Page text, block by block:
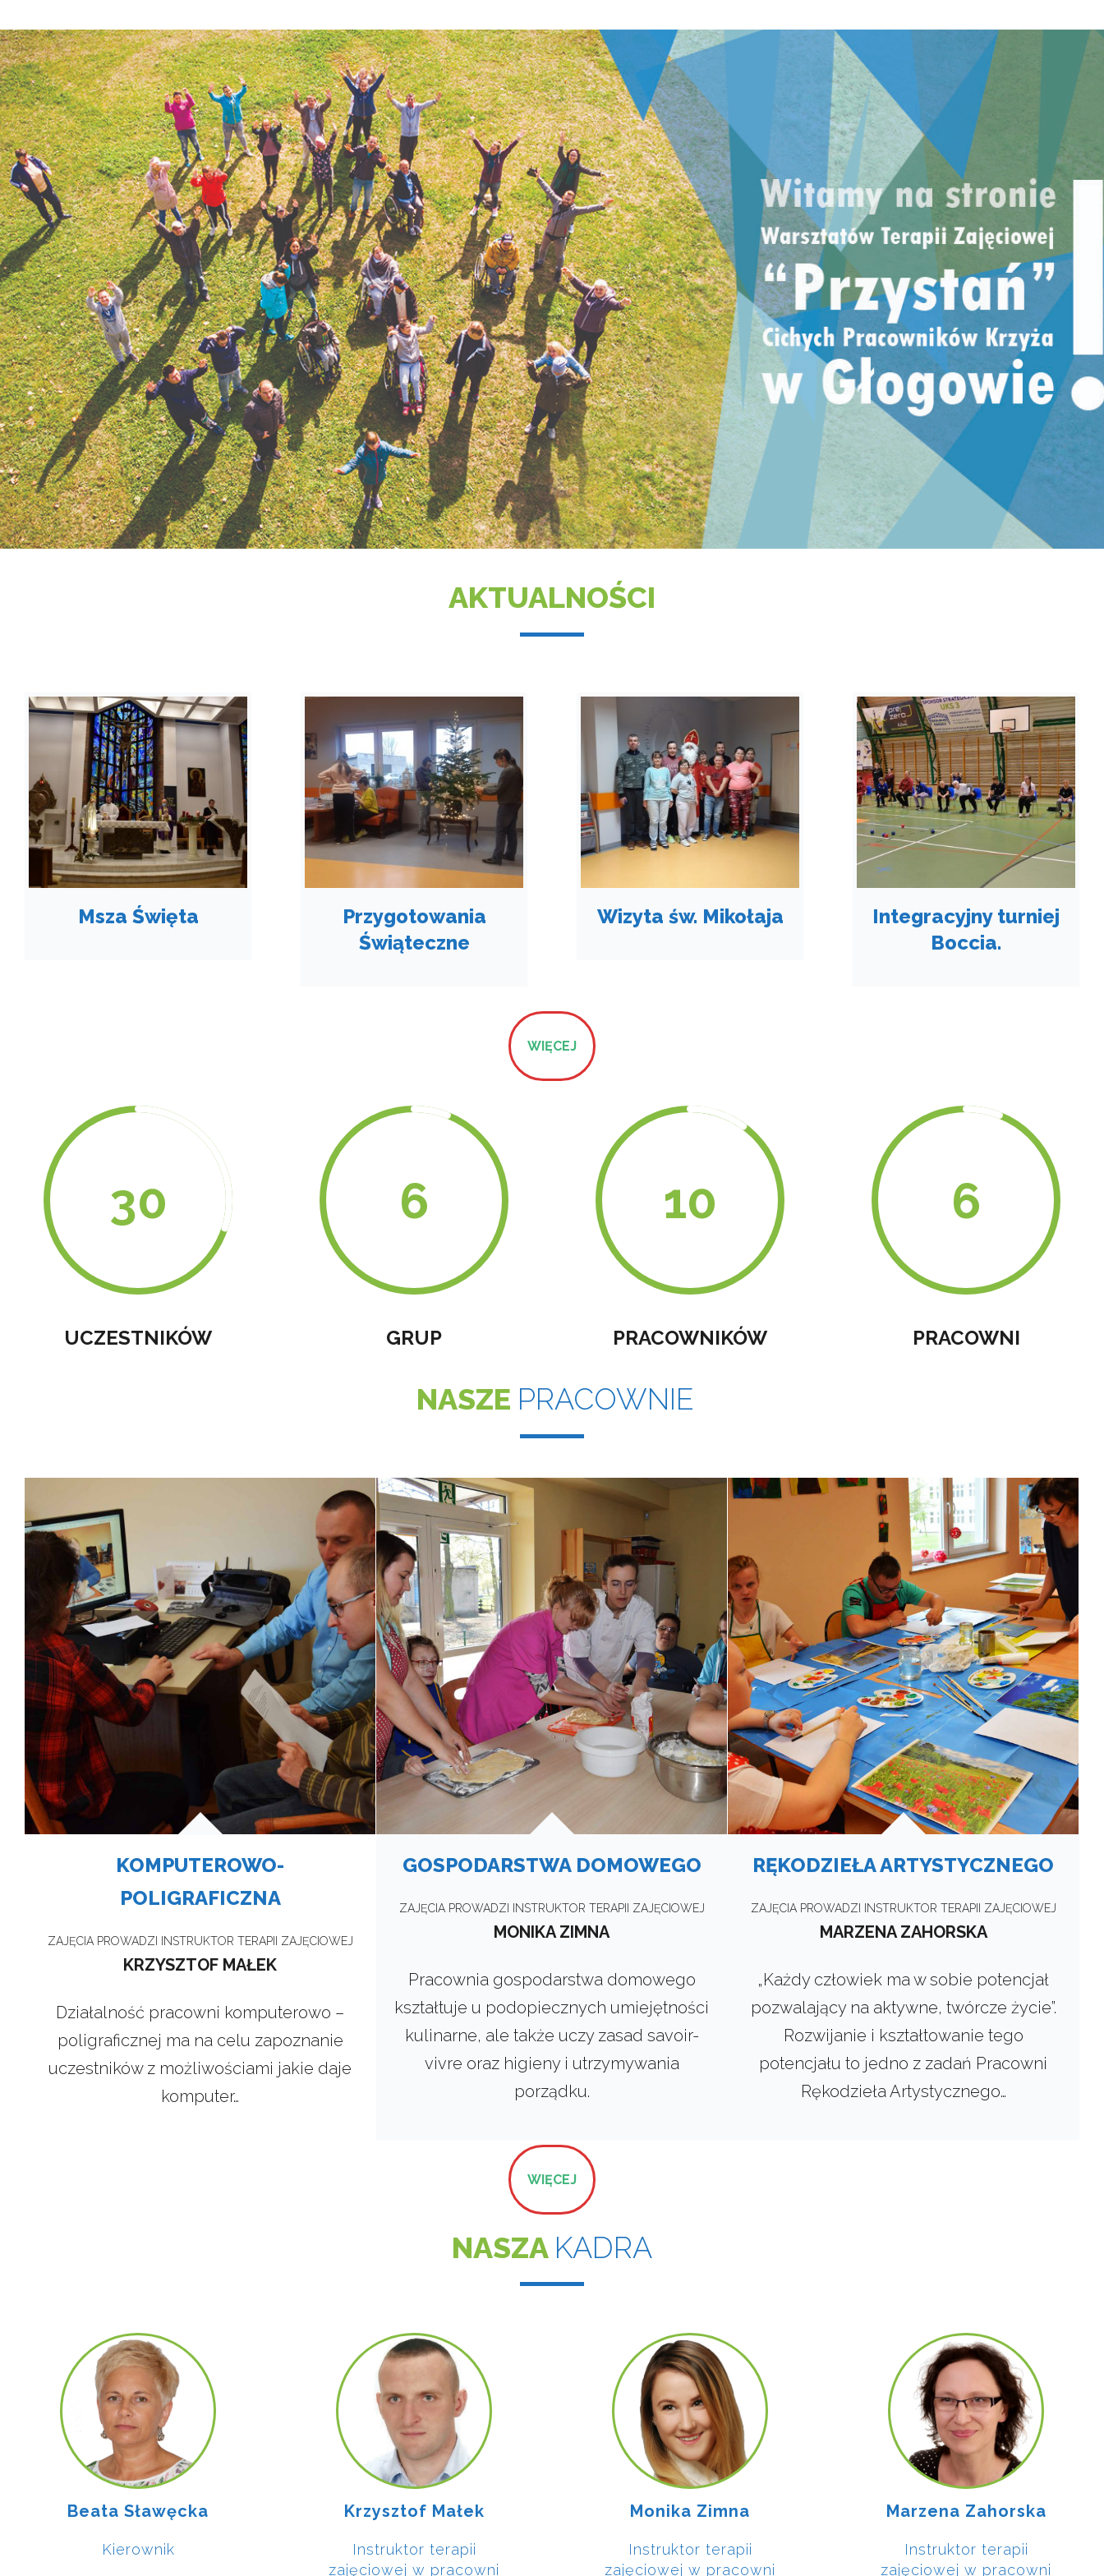
Strona
Główna
AKTUALNOŚCI
Msza Święta
Przygotowania
Świąteczne
Wizyta św. Mikołaja
Integracyjny turniej
Boccia.
WIĘCEJ
UCZESTNIKÓW GRUP PRACOWNIKÓW PRACOWNI
NASZE PRACOWNIE
KOMPUTEROWO-
POLIGRAFICZNA
ZAJĘCIA PROWADZI INSTRUKTOR TERAPII ZAJĘCIOWEJ
KRZYSZTOF MAŁEK
Działalność pracowni komputerowo –
poligraficznej ma na celu zapoznanie
uczestników z możliwościami jakie daje
komputer…
GOSPODARSTWA DOMOWEGO
ZAJĘCIA PROWADZI INSTRUKTOR TERAPII ZAJĘCIOWEJ
MONIKA ZIMNA
Pracownia gospodarstwa domowego
kształtuje u podopiecznych umiejętności
kulinarne, ale także uczy zasad savoir-
vivre oraz higieny i utrzymywania
porządku.
RĘKODZIEŁA ARTYSTYCZNEGO
ZAJĘCIA PROWADZI INSTRUKTOR TERAPII ZAJĘCIOWEJ
MARZENA ZAHORSKA
„Każdy człowiek ma w sobie potencjał
pozwalający na aktywne, twórcze życie”.
Rozwijanie i kształtowanie tego
potencjału to jedno z zadań Pracowni
Rękodzieła Artystycznego…
WIĘCEJ
NASZA KADRA
Beata Sławęcka
Kierownik
Krzysztof Małek
Instruktor terapii
zajęciowej w pracowni
Monika Zimna
Instruktor terapii
zajęciowej w pracowni
Marzena Zahorska
Instruktor terapii
zajęciowej w pracowni